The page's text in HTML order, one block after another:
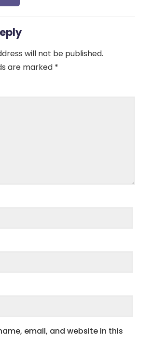
will not be published.
are marked *
email, and website in this